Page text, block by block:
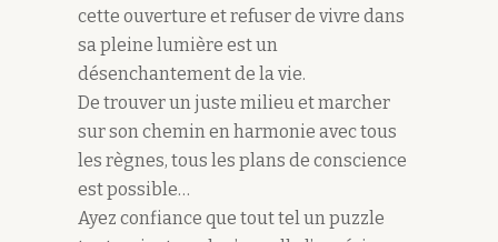
cette ouverture et refuser de vivre dans
sa pleine lumière est un
désenchantement de la vie.
De trouver un juste milieu et marcher
sur son chemin en harmonie avec tous
les règnes, tous les plans de conscience
est possible…
Ayez confiance que tout tel un puzzle